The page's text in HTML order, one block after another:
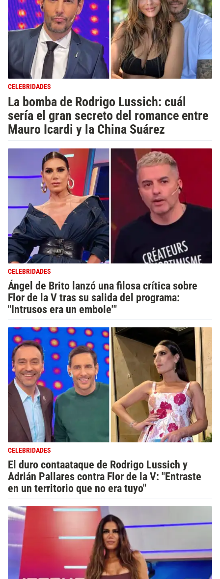
CELEBRIDADES
La bomba de Rodrigo Lussich: cuál
sería el gran secreto del romance entre
Mauro Icardi y la China Suárez
CELEBRIDADES
Ángel de Brito lanzó una filosa crítica sobre
Flor de la V tras su salida del programa:
"Intrusos era un embole'"
CELEBRIDADES
El duro contaataque de Rodrigo Lussich y
Adrián Pallares contra Flor de la V: "Entraste
en un territorio que no era tuyo"